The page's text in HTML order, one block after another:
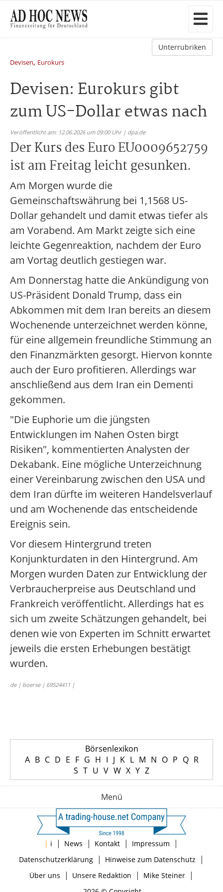
Unterrubriken
Devisen, Eurokurs
Devisen: Eurokurs gibt
zum US-Dollar etwas nach
Veröffentlicht am: 12.06.2026 um 09:00 Uhr | dpa.de
Der Kurs des Euro EU0009652759
ist am Freitag leicht gesunken.
Am Morgen wurde die
Gemeinschaftswährung bei 1,1568 US-
Dollar gehandelt und damit etwas tiefer als
am Vorabend. Am Markt zeigte sich eine
leichte Gegenreaktion, nachdem der Euro
am Vortag deutlich gestiegen war.
Am Donnerstag hatte die Ankündigung von
US-Präsident Donald Trump, dass ein
Abkommen mit dem Iran bereits an diesem
Wochenende unterzeichnet werden könne,
für eine allgemein freundliche Stimmung an
den Finanzmärkten gesorgt. Hiervon konnte
auch der Euro profitieren. Allerdings war
anschließend aus dem Iran ein Dementi
gekommen.
"Die Euphorie um die jüngsten
Entwicklungen im Nahen Osten birgt
Risiken", kommentierten Analysten der
Dekabank. Eine mögliche Unterzeichnung
einer Vereinbarung zwischen den USA und
dem Iran dürfte im weiteren Handelsverlauf
und am Wochenende das entscheidende
Ereignis sein.
Vor diesem Hintergrund treten
Konjunkturdaten in den Hintergrund. Am
Morgen wurden Daten zur Entwicklung der
Verbraucherpreise aus Deutschland und
Frankreich veröffentlicht. Allerdings hat es
sich um zweite Schätzungen gehandelt, bei
denen wie von Experten im Schnitt erwartet
jeweils die ersten Erhebungen bestätigt
wurden.
de | boerse | 69524411 |
Börsenlexikon
A B C D E F G H I J K L M N O P Q R
S T U V W X Y Z
Menü
| i | News | Kontakt | Impressum |
Datenschutzerklärung| Hinweise zum Datenschutz |
Über uns | Unsere Redaktion | Mike Steiner|